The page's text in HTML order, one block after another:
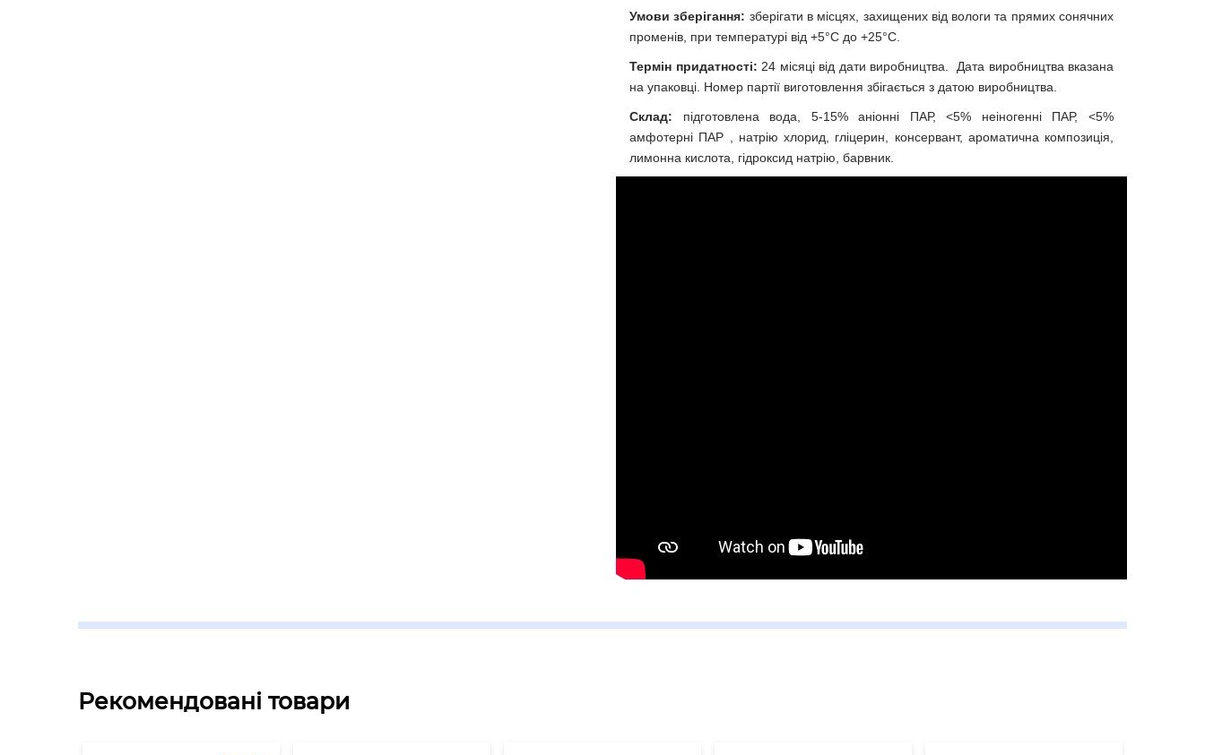
Умови зберігання: зберігати в місцях, захищених від вологи та прямих сонячних
променів, при температурі від +5°C до +25°C.
Термін придатності: 24 місяці від дати виробництва. Дата виробництва вказана
на упаковці. Номер партії виготовлення збігається з датою виробництва.
Склад: підготовлена вода, 5-15% аніонні ПАР, <5% неіногенні ПАР, <5%
амфотерні ПАР , натрію хлорид, гліцерин, консервант, ароматична композиція,
лимонна кислота, гідроксид натрію, барвник.
Рекомендовані товари